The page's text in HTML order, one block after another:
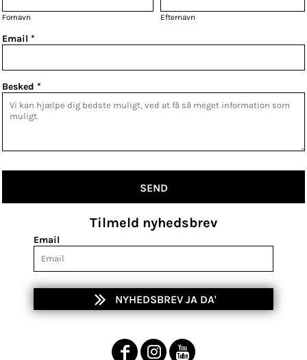
Fornavn Efternavn
Email *
Besked *
SEND
Tilmeld nyhedsbrev
Email
NYHEDSBREV JA DA'